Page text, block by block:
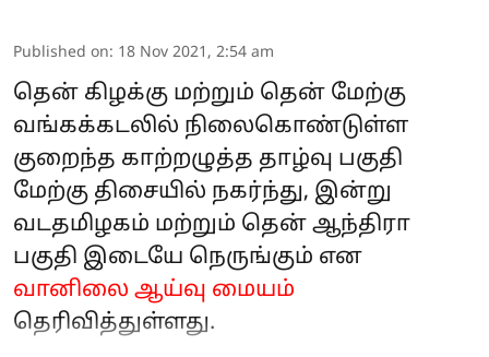
Published on: 18 Nov 2021, 2:54 am
தென் கிழக்கு மற்றும் தென் மேற்கு
வங்கக்கடலில் நிலைகொண்டுள்ள
குறைந்த காற்றழுத்த தாழ்வு பகுதி
மேற்கு திசையில் நகர்ந்து, இன்று
வடதமிழகம் மற்றும் தென் ஆந்திரா
பகுதி இடையே நெருங்கும் என
வானிலை ஆய்வு மையம்
தெரிவித்துள்ளது.